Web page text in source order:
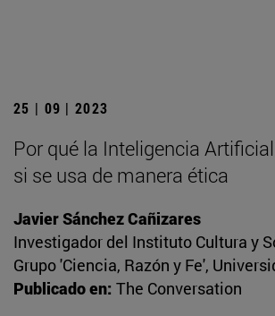
25 | 09 | 2023
Por qué la Inteligencia
si se usa de manera ética
Javier Sánchez Cañizares
Investigador del Instituto Cultura y
Grupo 'Ciencia, Razón y Fe',
Publicado en: The Conversation